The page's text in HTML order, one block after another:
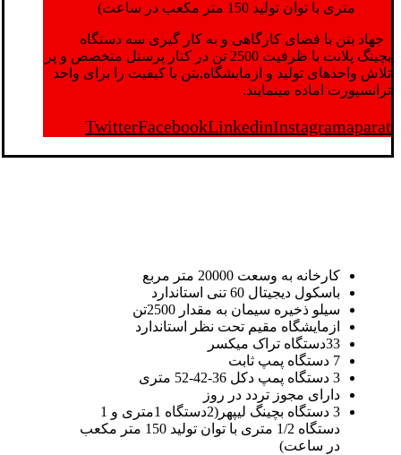
متری با توان تولید 150 متر مکعب در ساعت)
جهاد بتن با فضای کارگاهی و به کار گیری سه دستگاه
بچینگ پلانت با ظرفیت 2500 تن در کنار پرسنل متخصص و پر
تلاش واحدهای تولید و ازمایشگاه,بتن با کیفیت را برای واحد
ترانسپورت اماده مینمایند.
TwitterFacebookLinkedinInstagramaparat
کارخانه به وسعت 20000 متر مربع
باسکول دیجیتال 60 تنی استاندارد
سیلو ذخیره سیمان به مقدار 2500تن
ازمایشگاه مقیم تحت نظر استاندارد
33دستگاه تراک میکسر
7 دستگاه پمپ ثابت
3 دستگاه پمپ دکل 36-42-52 متری
دارای مجوز تردد در روز
3 دستگاه بچینگ لیپهر(2دستگاه 1متری و 1
دستگاه 1/2 متری با توان تولید 150 متر مکعب
در ساعت)